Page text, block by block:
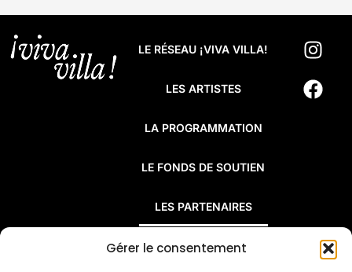
Gérer le consentement
LE RÉSEAU ¡VIVA VILLA!
LES ARTISTES
LA PROGRAMMATION
LE FONDS DE SOUTIEN
LES PARTENAIRES
FAQ